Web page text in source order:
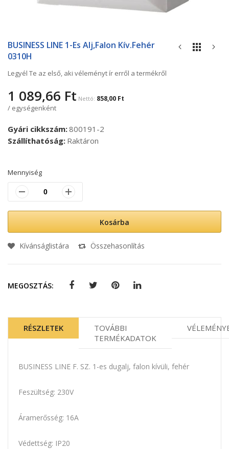
a
képgaléria
BUSINESS LINE 1-Es Alj,falon Kív.fehér
0310H
Legyél Te az első, aki véleményt ír erről a termékről
1 089,66 Ft 858,00 Ft
/ egységenként
Gyári cikkszám 800191-2
Szállíthatóság Raktáron
Mennyiség
Kosárba
Kívánságlistára Összehasonlítás
MEGOSZTÁS:
RÉSZLETEK
TOVÁBBI
TERMÉKADATOK
BUSINESS LINE F. SZ. 1-es dugalj, falon kívüli, fehér
Feszültség: 230V
Áramerősség: 16A
Védettség: IP20